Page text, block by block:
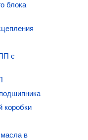
блока
с
коробки
в